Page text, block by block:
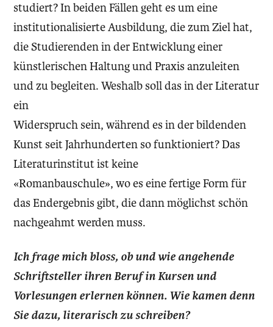
studiert? In beiden Fällen geht es um eine
institutionalisierte Ausbildung, die zum Ziel hat,
die Studierenden in der Entwicklung einer
künstlerischen Haltung und Praxis anzuleiten
und zu begleiten. Weshalb soll das in der Literatur
ein
Widerspruch sein, während es in der bildenden
Kunst seit Jahrhunderten so funktioniert? Das
Literaturinstitut ist keine
«Romanbauschule», wo es eine fertige Form für
das Endergebnis gibt, die dann möglichst schön
nachgeahmt werden muss.
Ich frage mich bloss, ob und wie angehende
Schriftsteller ihren Beruf in Kursen und
Vorlesungen erlernen können. Wie kamen denn
Sie dazu, literarisch zu schreiben?